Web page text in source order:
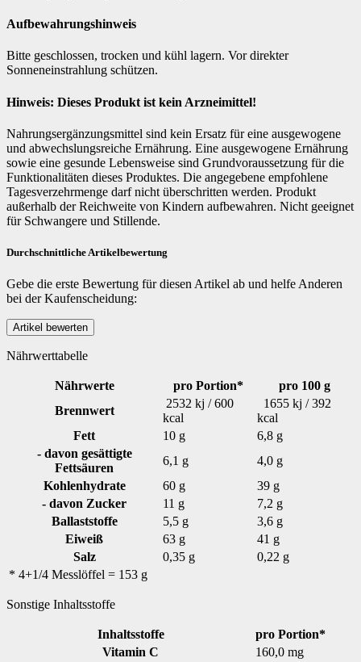
Aufbewahrungshinweis
Bitte geschlossen, trocken und kühl lagern. Vor direkter
Sonneneinstrahlung schützen.
Hinweis: Dieses Produkt ist kein Arzneimittel!
Nahrungsergänzungsmittel sind kein Ersatz für eine ausgewogene
und abwechslungsreiche Ernährung. Eine ausgewogene Ernährung
sowie eine gesunde Lebensweise sind Grundvoraussetzung für die
Funktionalitäten dieses Produktes. Die angegebene empfohlene
Tagesverzehrmenge darf nicht überschritten werden. Produkt
außerhalb der Reichweite von Kindern aufbewahren. Nicht geeignet
für Schwangere und Stillende.
Durchschnittliche Artikelbewertung
Gebe die erste Bewertung für diesen Artikel ab und helfe Anderen
bei der Kaufenscheidung:
Nährwerttabelle
Nährwerte pro Portion*
pro 100 g
Brennwert
2532 kj / 600
kcal
1655 kj / 392
kcal
Fett
10 g
6,8 g
- davon gesättigte
Fettsäuren
6,1 g
4,0 g
Kohlenhydrate
60 g
39 g
- davon Zucker
11 g
7,2 g
Ballaststoffe
5,5 g
3,6 g
Eiweiß
63 g
41 g
Salz
0,35 g
0,22 g
* 4+1/4 Messlöffel = 153 g
Sonstige Inhaltsstoffe
Inhaltsstoffe
pro Portion*
Vitamin C
160,0 mg